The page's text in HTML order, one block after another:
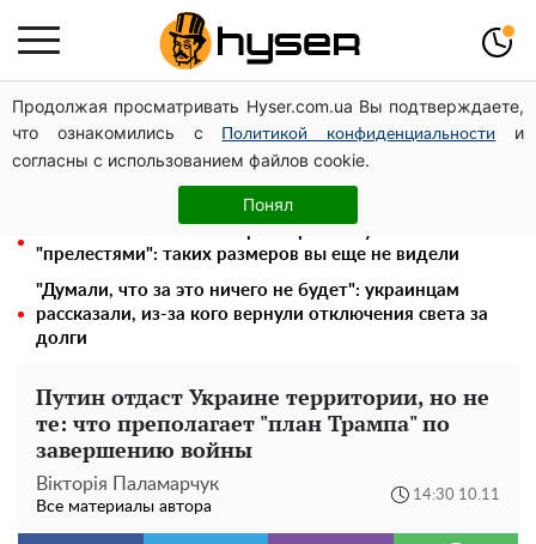
Продолжая просматривать Hyser.com.ua Вы подтверждаете,
что ознакомились с
Политикой конфиденциальности
и
согласны с использованием файлов cookie.
Понял
Голая Елена Тополя в интересных позах заставила
отвисать челюсти: слив видео – было только началом
Елена Тополя слив видео – это далеко не все:
фронтмен "Антитела" Тарас Тополя стал следующим
"прелестями": таких размеров вы еще не видели
"Думали, что за это ничего не будет": украинцам
рассказали, из-за кого вернули отключения света за
долги
Путин отдаст Украине территории, но не
те: что преполагает "план Трампа" по
завершению войны
Вікторія Паламарчук
Все материалы автора
14:30 10.11